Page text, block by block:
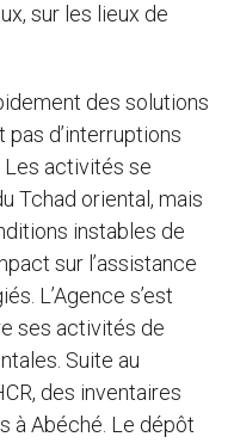
sur les lieux de
des solutions
pas d’interruptions
Les activités se
Tchad oriental, mais
instables de
sur l’assistance
L’Agence s’est
ses activités de
Suite au
des inventaires
à Abéché. Le dépôt